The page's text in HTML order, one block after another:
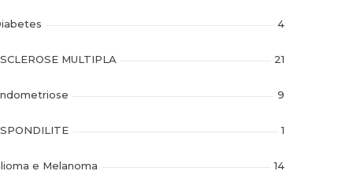
4
MULTIPLA 21
9
1
e Melanoma 14